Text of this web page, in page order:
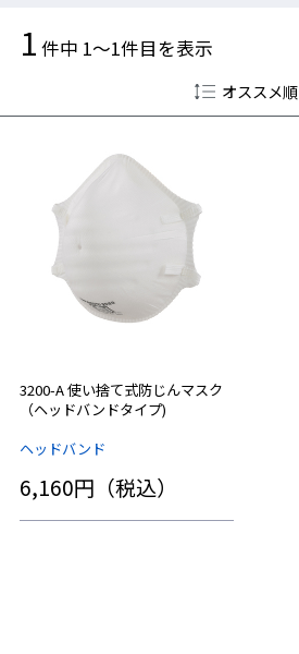
1 件中 1～1件目を表示
オススメ順
3200-A 使い捨て式防じんマスク
（ヘッドバンドタイプ)
ヘッドバンド
6,160円（税込）